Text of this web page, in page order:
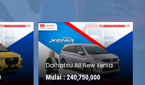
Daihatsu All New Xenia
Mulai :240,750,000